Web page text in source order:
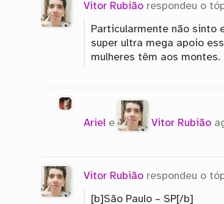
Vitor Rubião respondeu o
Particularmente não sinto
super ultra mega apoio
mulheres têm aos montes.
Ariel e Vitor Rubião
Vitor Rubião respondeu o
[b]São Paulo – SP[/b]